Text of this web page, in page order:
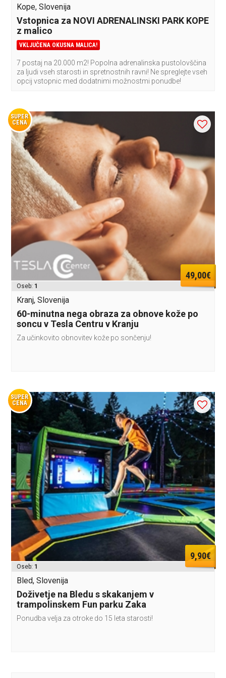
Kope, Slovenija
Vstopnica za NOVI ADRENALINSKI PARK KOPE
z malico
VKLJUČENA OKUSNA MALICA!
7 postaj na 20.000 m2! Popolna adrenalinska pustolovščina
za ljudi vseh starosti in spretnostnih ravni! Ne spreglejte vseh
opcij vstopnic med dodatnimi možnostmi ponudbe!
SUPER
CENA
49,00€
Oseb: 1
Kranj, Slovenija
60-minutna nega obraza za obnove kože po
soncu v Tesla Centru v Kranju
Za učinkovito obnovitev kože po sončenju!
SUPER
CENA
9,90€
Oseb: 1
Bled, Slovenija
Doživetje na Bledu s skakanjem v
trampolinskem Fun parku Zaka
Ponudba velja za otroke do 15 leta starosti!